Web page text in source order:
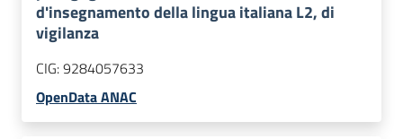
d'insegnamento della lingua italiana L2, di
vigilanza
CIG:9284057633
OpenData ANAC